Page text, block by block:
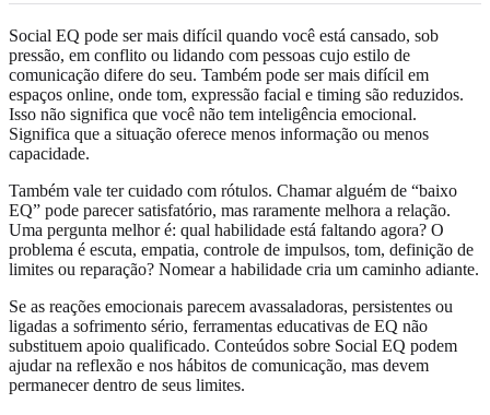
Social EQ pode ser mais difícil quando você está cansado, sob
pressão, em conflito ou lidando com pessoas cujo estilo de
comunicação difere do seu. Também pode ser mais difícil em
espaços online, onde tom, expressão facial e timing são reduzidos.
Isso não significa que você não tem inteligência emocional.
Significa que a situação oferece menos informação ou menos
capacidade.
Também vale ter cuidado com rótulos. Chamar alguém de “baixo
EQ” pode parecer satisfatório, mas raramente melhora a relação.
Uma pergunta melhor é: qual habilidade está faltando agora? O
problema é escuta, empatia, controle de impulsos, tom, definição de
limites ou reparação? Nomear a habilidade cria um caminho adiante.
Se as reações emocionais parecem avassaladoras, persistentes ou
ligadas a sofrimento sério, ferramentas educativas de EQ não
substituem apoio qualificado. Conteúdos sobre Social EQ podem
ajudar na reflexão e nos hábitos de comunicação, mas devem
permanecer dentro de seus limites.